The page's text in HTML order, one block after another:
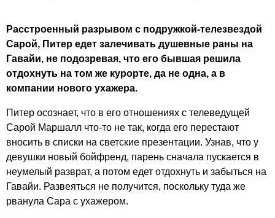
Расстроенный разрывом с подружкой-телезвездой
Сарой, Питер едет залечивать душевные раны на
Гавайи, не подозревая, что его бывшая решила
отдохнуть на том же курорте, да не одна, а в
компании нового ухажера.
Питер осознает, что в его отношениях с телеведущей
Сарой Маршалл что-то не так, когда его перестают
вносить в списки на светские презентации. Узнав, что у
девушки новый бойфренд, парень сначала пускается в
неумелый разврат, а потом едет отдохнуть и забыться на
Гавайи. Развеяться не получится, поскольку туда же
рванула Сара с ухажером.